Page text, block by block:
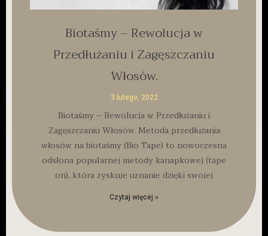
Biotaśmy – Rewolucja w
Przedłużaniu i Zagęszczaniu
Włosów.
3 lutego, 2022
Biotaśmy – Rewolucja w Przedłużaniu i
Zagęszczaniu Włosów. Metoda przedłużania
włosów na biotaśmy (Bio Tape) to nowoczesna
odsłona popularnej metody kanapkowej (tape
on), która zyskuje uznanie dzięki swojej
Czytaj więcej »